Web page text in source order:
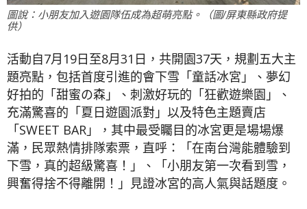
圖說：小朋友加入遊園隊伍成為超萌亮點。（圖/屏東縣政府提
供）
活動自7月19日至8月31日，共開園37天，規劃五大主
題亮點，包括首度引進的會下雪「童話冰宮」、夢幻
好拍的「甜蜜の森」、刺激好玩的「狂歡遊樂園」、
充滿驚喜的「夏日遊園派對」以及特色主題賣店
「SWEET BAR」，其中最受矚目的冰宮更是場場爆
滿，民眾熱情排隊索票，直呼：「在南台灣能體驗到
下雪，真的超級驚喜！」、「小朋友第一次看到雪，
興奮得捨不得離開！」見證冰宮的高人氣與話題度。